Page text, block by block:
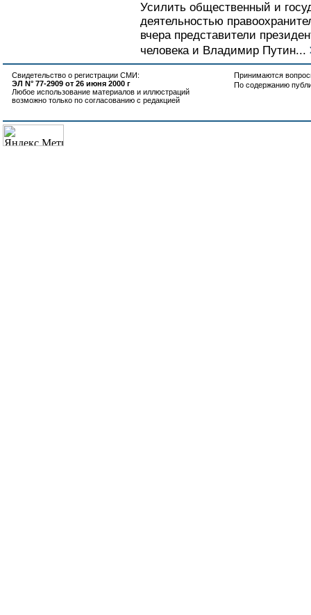
Усилить общественный и
деятельностью
вчера представители
человека и Владимир Путин...
Свидетельство о регистрации СМИ:
ЭЛ N° 77-2909 от 26 июня 2000 г
Любое использование материалов и иллюстраций
возможно только по согласованию с редакцией
Принимаются
По содержанию